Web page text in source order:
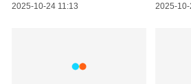
2025-10-24 11:13 2025-10-